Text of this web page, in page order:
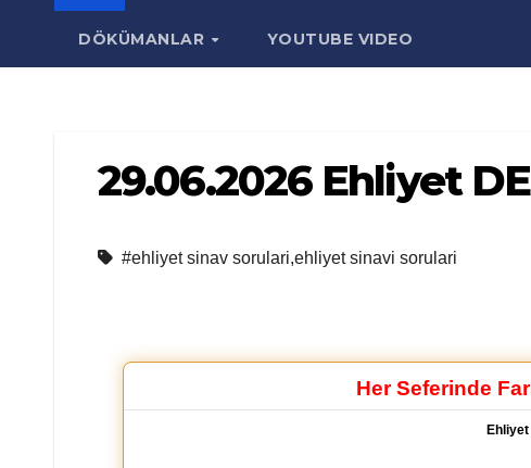
DÖKÜMANLAR YOUTUBE VIDEO
29.06.2026 Ehliyet
#ehliyet sinav sorulari,ehliyet sinavi sorulari
Her Seferinde
Ehliyet